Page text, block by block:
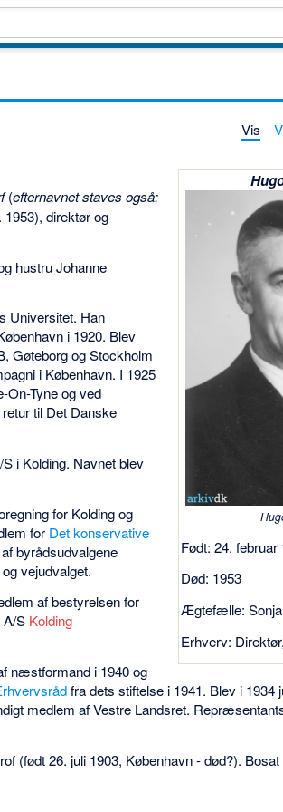
Vis
Født: 24. februar
Død: 1953
Ægtefælle: Sonja
Erhverv:
(efternavnet staves også:
direktør og
hustru Johanne
Universitet. Han
i 1920. Blev
Gøteborg og Stockholm
i København. I 1925
On-Tyne og ved
til Det Danske
i Kolding. Navnet blev
for Kolding og
for Det konservative
byrådsudvalgene
vejudvalget.
af bestyrelsen for
A/S Kolding
næstformand i 1940 og
fra dets stiftelse i 1941. Blev i 1934
medlem af Vestre Landsret.
(født 26. juli 1903, København - død?). Bosat